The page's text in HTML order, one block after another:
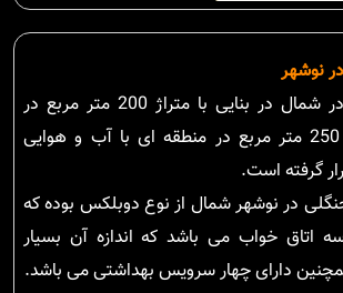
نوشهر
این ویلای جنگلی در شمال در بنایی با متراژ 200 متر مربع در
زمینی به مساحت 250 متر مربع در منطقه ای با آب و هوایی
گرفته است.
در نوشهر شمال از نوع دوبلکس بوده که
اتاق خواب می باشد که اندازه آن بسیار
دارای چهار سرویس بهداشتی می باشد.